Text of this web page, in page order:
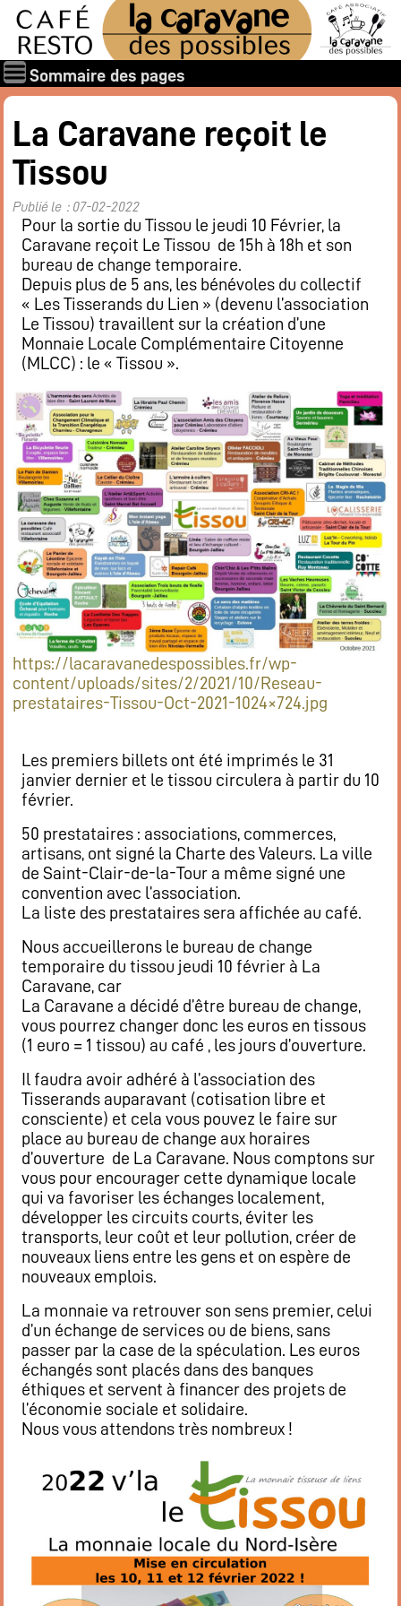
Sommaire des pages
Qui sommes-nous ?
Les associations
Rapports et documents
Les membres
Les valeurs de la Caravane des Possibles
Nos amis
Nos soutiens
Galerie des photos
Boire et manger
Horaires d’ouverture
Restaurant
Notre cuisine
Où / Contact
Venez nous voir
Nous écrire
Participez !
S’inscrire
Animations
Animation régulières
Prochains événements par catégories
Tous les évènements par dates
Agenda de la semaine (nouvel onglet)
Mentions légales
Flux RSS articles
Rapports et documents
La Caravane reçoit le
Tissou
Publié le : 07-02-2022
Pour la sortie du Tissou le jeudi 10 Février, la
Caravane reçoit Le Tissou de 15h à 18h et son
bureau de change temporaire.
Depuis plus de 5 ans, les bénévoles du collectif
« Les Tisserands du Lien » (devenu l’association
Le Tissou) travaillent sur la création d’une
Monnaie Locale Complémentaire Citoyenne
(MLCC) : le « Tissou ».
https://lacaravanedespossibles.fr/wp-
content/uploads/sites/2/2021/10/Reseau-
prestataires-Tissou-Oct-2021-1024×724.jpg
Les premiers billets ont été imprimés le 31
janvier dernier et le tissou circulera à partir du 10
février.
50 prestataires : associations, commerces,
artisans, ont signé la Charte des Valeurs. La ville
de Saint-Clair-de-la-Tour a même signé une
convention avec l’association.
La liste des prestataires sera affichée au café.
Nous accueillerons le bureau de change
temporaire du tissou jeudi 10 février à La
Caravane, car
La Caravane a décidé d’être bureau de change,
vous pourrez changer donc les euros en tissous
(1 euro = 1 tissou) au café , les jours d’ouverture.
Il faudra avoir adhéré à l’association des
Tisserands auparavant (cotisation libre et
consciente) et cela vous pouvez le faire sur
place au bureau de change aux horaires
d’ouverture de La Caravane. Nous comptons sur
vous pour encourager cette dynamique locale
qui va favoriser les échanges localement,
développer les circuits courts, éviter les
transports, leur coût et leur pollution, créer de
nouveaux liens entre les gens et on espère de
nouveaux emplois.
La monnaie va retrouver son sens premier, celui
d’un échange de services ou de biens, sans
passer par la case de la spéculation. Les euros
échangés sont placés dans des banques
éthiques et servent à financer des projets de
l’économie sociale et solidaire.
Nous vous attendons très nombreux !